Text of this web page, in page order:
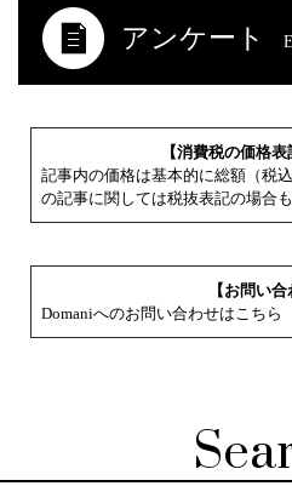
アンケート
【消費税の価格表
記事内の価格は基本的に総額（税
の記事に関しては税抜表記の場合も
【お問い合
Domaniへのお問い合わせはこちら